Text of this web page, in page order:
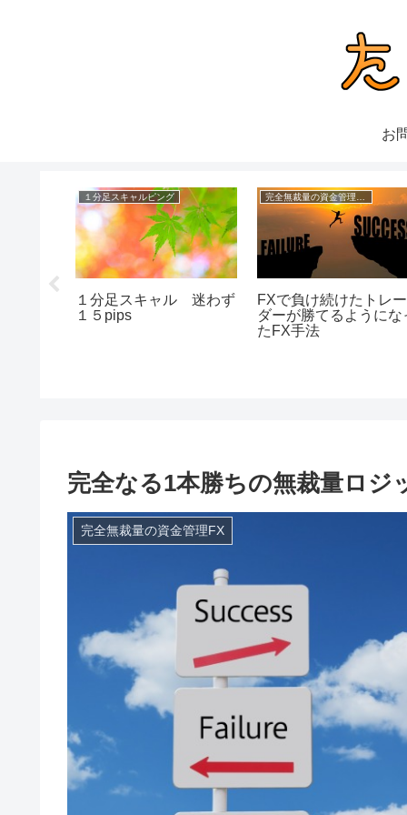
お
１分足スキャルピング
１分足スキャル 迷わず
１５pips
FXで負け続けたトレー
ダーが勝てるようにな
たFX手法
完全なる1本勝ちの無裁量ロ
完全無裁量の資金管理FX